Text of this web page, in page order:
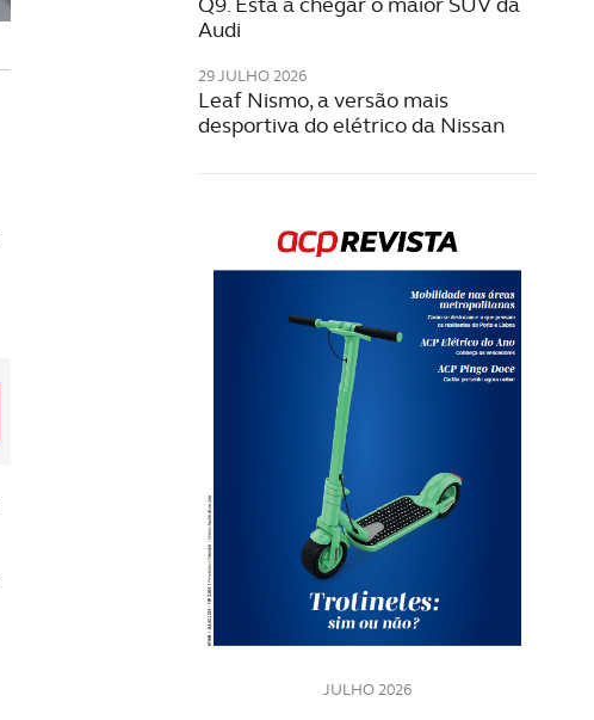
Audi
29 JULHO 2026
Leaf Nismo, a versão mais
desportiva do elétrico da Nissan
JULHO 2026